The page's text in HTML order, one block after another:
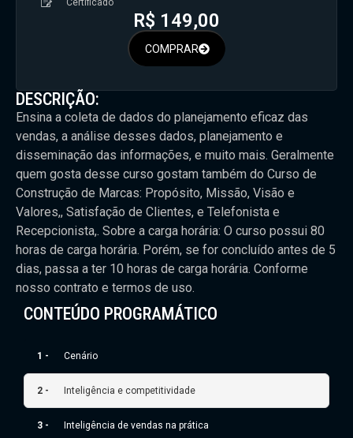
DESCRIÇÃO:
Ensina a coleta de dados do planejamento eficaz das
vendas, a análise desses dados, planejamento e
disseminação das informações, e muito mais. Geralmente
quem gosta desse curso gostam também do Curso de
Construção de Marcas: Propósito, Missão, Visão e
Valores,, Satisfação de Clientes, e Telefonista e
Recepcionista,. Sobre a carga horária: O curso possui 80
horas de carga horária. Porém, se for concluído antes de 5
dias, passa a ter 10 horas de carga horária. Conforme
nosso contrato e termos de uso.
CONTEÚDO PROGRAMÁTICO
1 - Cenário
2 - Inteligência e competitividade
3 - Inteligência de vendas na prática
Certificado
R$ 149,00
COMPRAR